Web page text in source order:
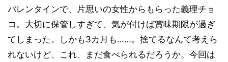
バレンタインで、片思いの女性からもらった義理チョ
コ。大切に保管しすぎて、気が付けば賞味期限が過ぎ
てしまった。しかも3カ月も……。捨てるなんて考えら
れないけど、これ、まだ食べられるだろうか。今回は